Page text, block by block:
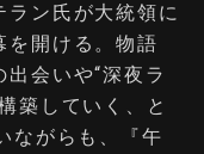
ン氏が大統領に
を開ける。物語
会いや“深夜ラ
築していく、と
ながらも、『午